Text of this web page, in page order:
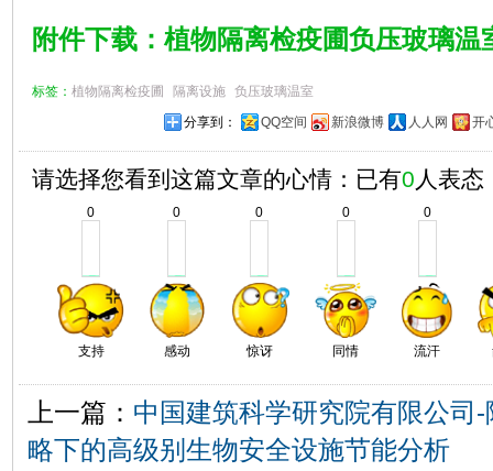
附件下载：植物隔离检疫圃负压玻璃温
标签： 植物隔离检疫圃 隔离设施
负压玻璃温室
分享到：
QQ空间 新浪微博 人人网 开
请选择您看到这篇文章的心情：已有0 人表态
0
支持
0
感动
0
惊讶
0
同情
0
流汗
上一篇： 中国建筑科学研究院有限公司-
略下的高级别生物安全设施节能分析